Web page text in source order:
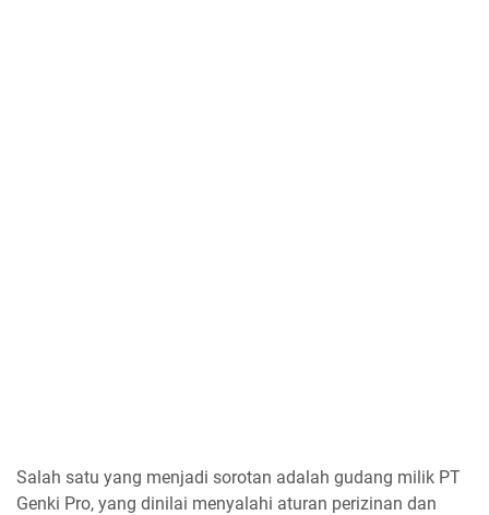
Salah satu yang menjadi sorotan adalah gudang milik PT
Genki Pro, yang dinilai menyalahi aturan perizinan dan